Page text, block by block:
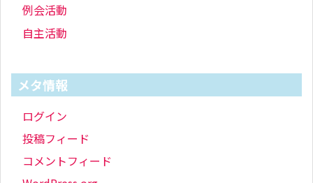
例会活動
自主活動
メタ情報
ログイン
投稿フィード
コメントフィード